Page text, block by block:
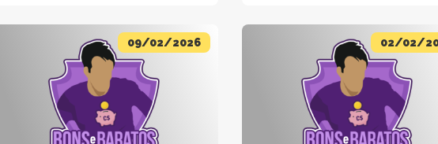
09/02/2026 02/02/